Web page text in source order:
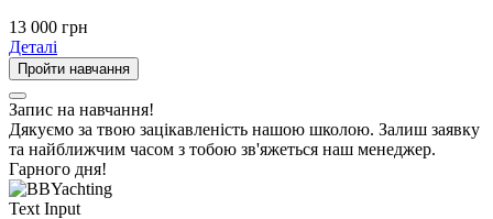
13 000 грн
Деталі
Пройти навчання
Запис на навчання!
Дякуємо за твою зацікавленість нашою школою. Залиш заявку
та найближчим часом з тобою зв'яжеться наш менеджер.
Гарного дня!
Text Input